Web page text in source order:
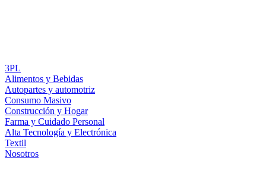
3PL
Alimentos y Bebidas
Autopartes y automotriz
Consumo Masivo
Construcción y Hogar
Farma y Cuidado Personal
Alta Tecnología y Electrónica
Textil
Nosotros